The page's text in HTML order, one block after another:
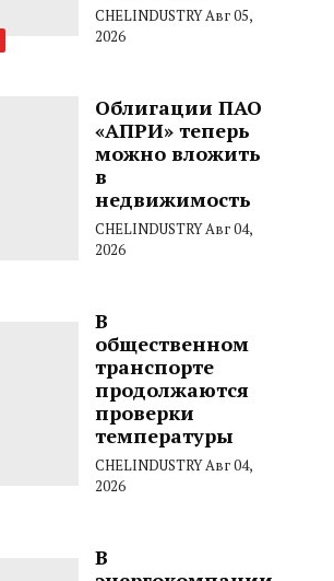
CHELINDUSTRYАвг 05,
2026
Облигации ПАО
«АПРИ» теперь
можно вложить
в
недвижимость
CHELINDUSTRYАвг 04,
2026
В
общественном
транспорте
продолжаются
проверки
температуры
CHELINDUSTRYАвг 04,
2026
В